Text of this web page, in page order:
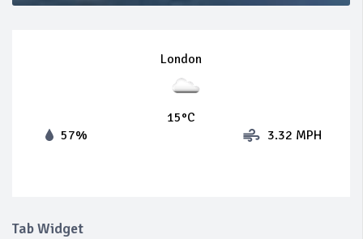
London
15°C
57%
3.32 MPH
Tab Widget